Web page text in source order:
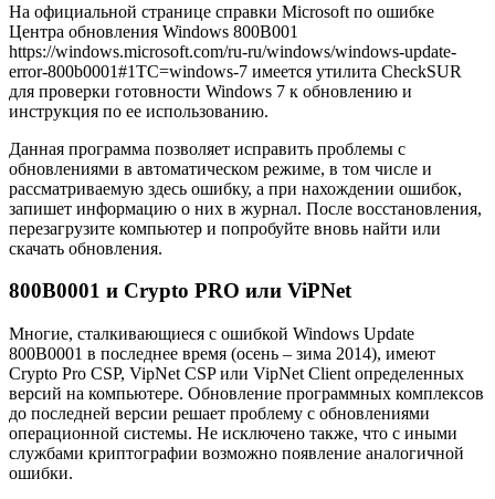
На официальной странице справки Microsoft по ошибке
Центра обновления Windows 800B001
https://windows.microsoft.com/ru-ru/windows/windows-update-
error-800b0001#1TC=windows-7 имеется утилита CheckSUR
для проверки готовности Windows 7 к обновлению и
инструкция по ее использованию.
Данная программа позволяет исправить проблемы с
обновлениями в автоматическом режиме, в том числе и
рассматриваемую здесь ошибку, а при нахождении ошибок,
запишет информацию о них в журнал. После восстановления,
перезагрузите компьютер и попробуйте вновь найти или
скачать обновления.
800B0001 и Crypto PRO или ViPNet
Многие, сталкивающиеся с ошибкой Windows Update
800B0001 в последнее время (осень – зима 2014), имеют
Crypto Pro CSP, VipNet CSP или VipNet Client определенных
версий на компьютере. Обновление программных комплексов
до последней версии решает проблему с обновлениями
операционной системы. Не исключено также, что с иными
службами криптографии возможно появление аналогичной
ошибки.